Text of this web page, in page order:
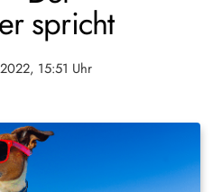
spricht
15:51 Uhr